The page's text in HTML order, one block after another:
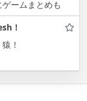
ームまとめも
！
！